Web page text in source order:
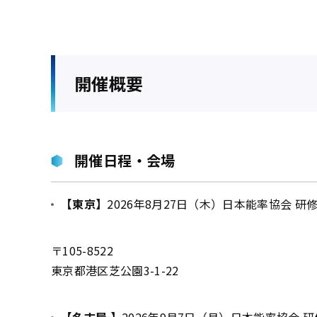
開催概要
開催日程・会場
【東京】 2026年8月27日（木）日本能率協会 研
〒105-8522
東京都港区芝公園3-1-22